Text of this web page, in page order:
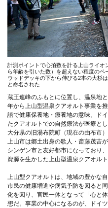
計測ポイントで心拍数を計る上山ライ
ら年齢を引いた数）を超えない程度の
ウッドデッキの下から伸びる2本の大杉
と命名された
蔵王連峰のふもとに位置し、温泉地
年から上山型温泉クアオルト事業を
語で健康保養地・療養地の意味。ド
たクアオルトでの自然療法が医療と
大分県の旧湯布院町（現在の由布市
上山市は郷土出身の歌人・斎藤茂吉
シンゲン市と友好都市になっており
資源を生かした上山型温泉クアオル
上山型クアオルトは、地域の豊かな
市民の健康増進や病気予防を図ると
化を図り、官民一体となって「心と
想だ。事業の中心になるのが、ドイ